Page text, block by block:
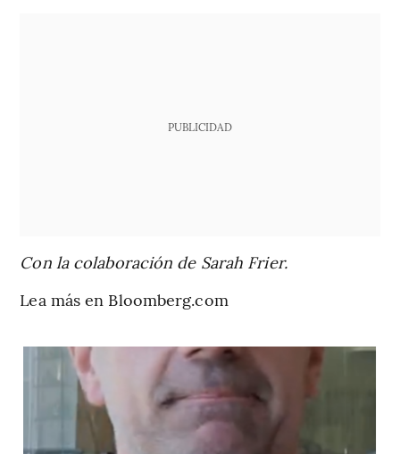
PUBLICIDAD
Con la colaboración de Sarah Frier.
Lea más en Bloomberg.com